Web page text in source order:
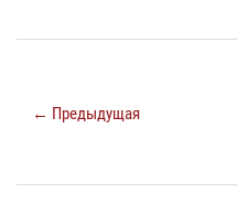
← Предыдущая